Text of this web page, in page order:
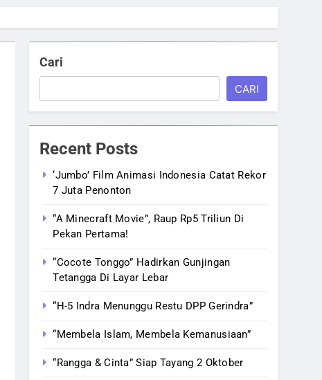
Cari
CARI
Recent Posts
‘Jumbo’ Film Animasi Indonesia Catat Rekor
7 Juta Penonton
“A Minecraft Movie”, Raup Rp5 Triliun Di
Pekan Pertama!
“Cocote Tonggo” Hadirkan Gunjingan
Tetangga Di Layar Lebar
“H-5 Indra Menunggu Restu DPP Gerindra”
“Membela Islam, Membela Kemanusiaan”
“Rangga & Cinta” Siap Tayang 2 Oktober